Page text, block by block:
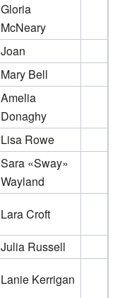
Gloria
McNeary
Joan
Mary Bell
Amelia
Donaghy
Lisa Rowe
Sara «Sway»
Wayland
Lara Croft
Julia Russell
Lanie Kerrigan